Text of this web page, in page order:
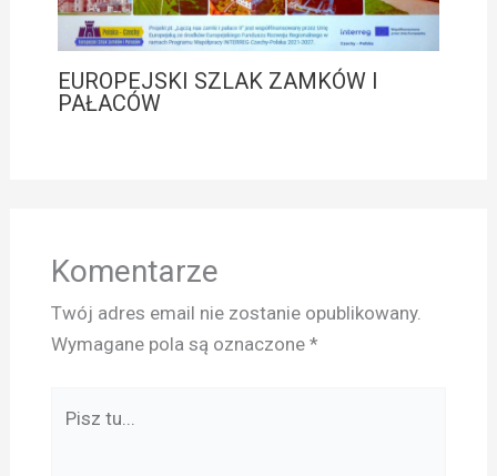
EUROPEJSKI SZLAK ZAMKÓW I
PAŁACÓW
Komentarze
Twój adres email nie zostanie opublikowany.
Wymagane pola są oznaczone *